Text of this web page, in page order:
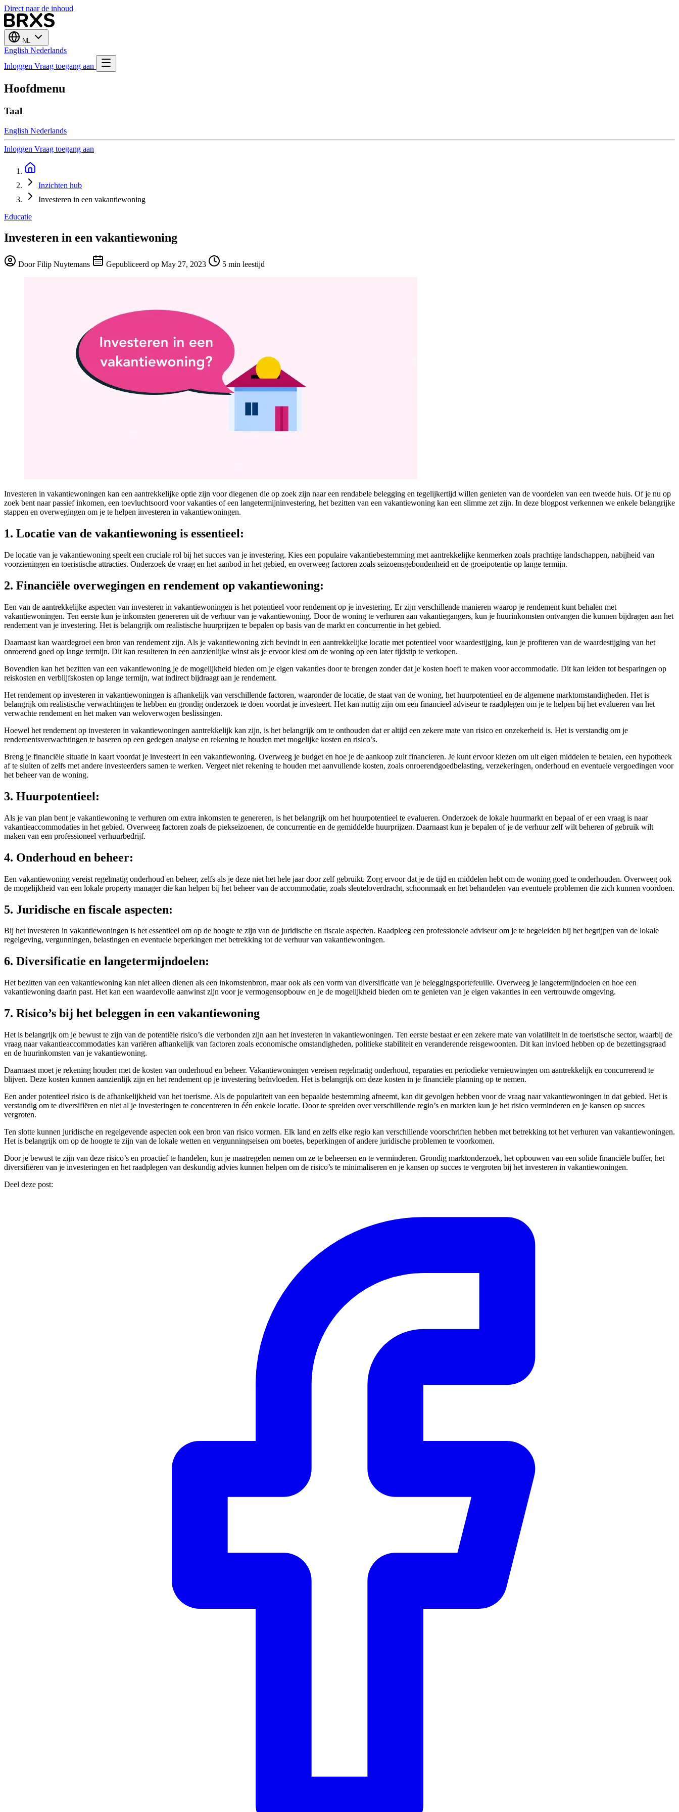
Direct naar de inhoud
NL
English Nederlands
Inloggen Vraag toegang aan
Hoofdmenu
Taal
English Nederlands
Inloggen Vraag toegang aan
Inzichten hub
Investeren in een vakantiewoning
Educatie
Investeren in een vakantiewoning
Door Filip Nuytemans Gepubliceerd op May 27, 2023 5 min leestijd
Investeren in vakantiewoningen kan een aantrekkelijke optie zijn voor diegenen die op zoek zijn naar een rendabele belegging en tegelijkertijd willen genieten van de voordelen van een tweede huis. Of je nu op
zoek bent naar passief inkomen, een toevluchtsoord voor vakanties of een langetermijninvestering, het bezitten van een vakantiewoning kan een slimme zet zijn. In deze blogpost verkennen we enkele belangrijke
stappen en overwegingen om je te helpen investeren in vakantiewoningen.
1. Locatie van de vakantiewoning is essentieel:
De locatie van je vakantiewoning speelt een cruciale rol bij het succes van je investering. Kies een populaire vakantiebestemming met aantrekkelijke kenmerken zoals prachtige landschappen, nabijheid van
voorzieningen en toeristische attracties. Onderzoek de vraag en het aanbod in het gebied, en overweeg factoren zoals seizoensgebondenheid en de groeipotentie op lange termijn.
2. Financiële overwegingen en rendement op vakantiewoning:
Een van de aantrekkelijke aspecten van investeren in vakantiewoningen is het potentieel voor rendement op je investering. Er zijn verschillende manieren waarop je rendement kunt behalen met
vakantiewoningen. Ten eerste kun je inkomsten genereren uit de verhuur van je vakantiewoning. Door de woning te verhuren aan vakantiegangers, kun je huurinkomsten ontvangen die kunnen bijdragen aan het
rendement van je investering. Het is belangrijk om realistische huurprijzen te bepalen op basis van de markt en concurrentie in het gebied.
Daarnaast kan waardegroei een bron van rendement zijn. Als je vakantiewoning zich bevindt in een aantrekkelijke locatie met potentieel voor waardestijging, kun je profiteren van de waardestijging van het
onroerend goed op lange termijn. Dit kan resulteren in een aanzienlijke winst als je ervoor kiest om de woning op een later tijdstip te verkopen.
Bovendien kan het bezitten van een vakantiewoning je de mogelijkheid bieden om je eigen vakanties door te brengen zonder dat je kosten hoeft te maken voor accommodatie. Dit kan leiden tot besparingen op
reiskosten en verblijfskosten op lange termijn, wat indirect bijdraagt aan je rendement.
Het rendement op investeren in vakantiewoningen is afhankelijk van verschillende factoren, waaronder de locatie, de staat van de woning, het huurpotentieel en de algemene marktomstandigheden. Het is
belangrijk om realistische verwachtingen te hebben en grondig onderzoek te doen voordat je investeert. Het kan nuttig zijn om een financieel adviseur te raadplegen om je te helpen bij het evalueren van het
verwachte rendement en het maken van weloverwogen beslissingen.
Hoewel het rendement op investeren in vakantiewoningen aantrekkelijk kan zijn, is het belangrijk om te onthouden dat er altijd een zekere mate van risico en onzekerheid is. Het is verstandig om je
rendementsverwachtingen te baseren op een gedegen analyse en rekening te houden met mogelijke kosten en risico’s.
Breng je financiële situatie in kaart voordat je investeert in een vakantiewoning. Overweeg je budget en hoe je de aankoop zult financieren. Je kunt ervoor kiezen om uit eigen middelen te betalen, een hypotheek
af te sluiten of zelfs met andere investeerders samen te werken. Vergeet niet rekening te houden met aanvullende kosten, zoals onroerendgoedbelasting, verzekeringen, onderhoud en eventuele vergoedingen voor
het beheer van de woning.
3. Huurpotentieel:
Als je van plan bent je vakantiewoning te verhuren om extra inkomsten te genereren, is het belangrijk om het huurpotentieel te evalueren. Onderzoek de lokale huurmarkt en bepaal of er een vraag is naar
vakantieaccommodaties in het gebied. Overweeg factoren zoals de piekseizoenen, de concurrentie en de gemiddelde huurprijzen. Daarnaast kun je bepalen of je de verhuur zelf wilt beheren of gebruik wilt
maken van een professioneel verhuurbedrijf.
4. Onderhoud en beheer:
Een vakantiewoning vereist regelmatig onderhoud en beheer, zelfs als je deze niet het hele jaar door zelf gebruikt. Zorg ervoor dat je de tijd en middelen hebt om de woning goed te onderhouden. Overweeg ook
de mogelijkheid van een lokale property manager die kan helpen bij het beheer van de accommodatie, zoals sleuteloverdracht, schoonmaak en het behandelen van eventuele problemen die zich kunnen voordoen.
5. Juridische en fiscale aspecten:
Bij het investeren in vakantiewoningen is het essentieel om op de hoogte te zijn van de juridische en fiscale aspecten. Raadpleeg een professionele adviseur om je te begeleiden bij het begrijpen van de lokale
regelgeving, vergunningen, belastingen en eventuele beperkingen met betrekking tot de verhuur van vakantiewoningen.
6. Diversificatie en langetermijndoelen:
Het bezitten van een vakantiewoning kan niet alleen dienen als een inkomstenbron, maar ook als een vorm van diversificatie van je beleggingsportefeuille. Overweeg je langetermijndoelen en hoe een
vakantiewoning daarin past. Het kan een waardevolle aanwinst zijn voor je vermogensopbouw en je de mogelijkheid bieden om te genieten van je eigen vakanties in een vertrouwde omgeving.
7. Risico’s bij het beleggen in een vakantiewoning
Het is belangrijk om je bewust te zijn van de potentiële risico’s die verbonden zijn aan het investeren in vakantiewoningen. Ten eerste bestaat er een zekere mate van volatiliteit in de toeristische sector, waarbij de
vraag naar vakantieaccommodaties kan variëren afhankelijk van factoren zoals economische omstandigheden, politieke stabiliteit en veranderende reisgewoonten. Dit kan invloed hebben op de bezettingsgraad
en de huurinkomsten van je vakantiewoning.
Daarnaast moet je rekening houden met de kosten van onderhoud en beheer. Vakantiewoningen vereisen regelmatig onderhoud, reparaties en periodieke vernieuwingen om aantrekkelijk en concurrerend te
blijven. Deze kosten kunnen aanzienlijk zijn en het rendement op je investering beïnvloeden. Het is belangrijk om deze kosten in je financiële planning op te nemen.
Een ander potentieel risico is de afhankelijkheid van het toerisme. Als de populariteit van een bepaalde bestemming afneemt, kan dit gevolgen hebben voor de vraag naar vakantiewoningen in dat gebied. Het is
verstandig om te diversifiëren en niet al je investeringen te concentreren in één enkele locatie. Door te spreiden over verschillende regio’s en markten kun je het risico verminderen en je kansen op succes
vergroten.
Ten slotte kunnen juridische en regelgevende aspecten ook een bron van risico vormen. Elk land en zelfs elke regio kan verschillende voorschriften hebben met betrekking tot het verhuren van vakantiewoningen.
Het is belangrijk om op de hoogte te zijn van de lokale wetten en vergunningseisen om boetes, beperkingen of andere juridische problemen te voorkomen.
Door je bewust te zijn van deze risico’s en proactief te handelen, kun je maatregelen nemen om ze te beheersen en te verminderen. Grondig marktonderzoek, het opbouwen van een solide financiële buffer, het
diversifiëren van je investeringen en het raadplegen van deskundig advies kunnen helpen om de risico’s te minimaliseren en je kansen op succes te vergroten bij het investeren in vakantiewoningen.
Deel deze post: